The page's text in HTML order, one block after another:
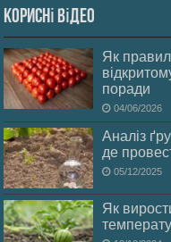
Корисні відео
Як
поради
04/06/2026
Аналіз
де
05/12/2025
Як